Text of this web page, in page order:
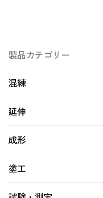
製品カテゴリー
混練
延伸
成形
塗工